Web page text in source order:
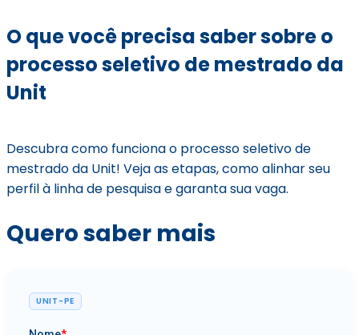
O que você precisa saber sobre o
processo seletivo de mestrado da
Unit
Descubra como funciona o processo seletivo de
mestrado da Unit! Veja as etapas, como alinhar seu
perfil à linha de pesquisa e garanta sua vaga.
Quero saber mais
UNIT-PE